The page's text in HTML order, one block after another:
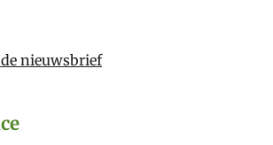
nieuwsbrief